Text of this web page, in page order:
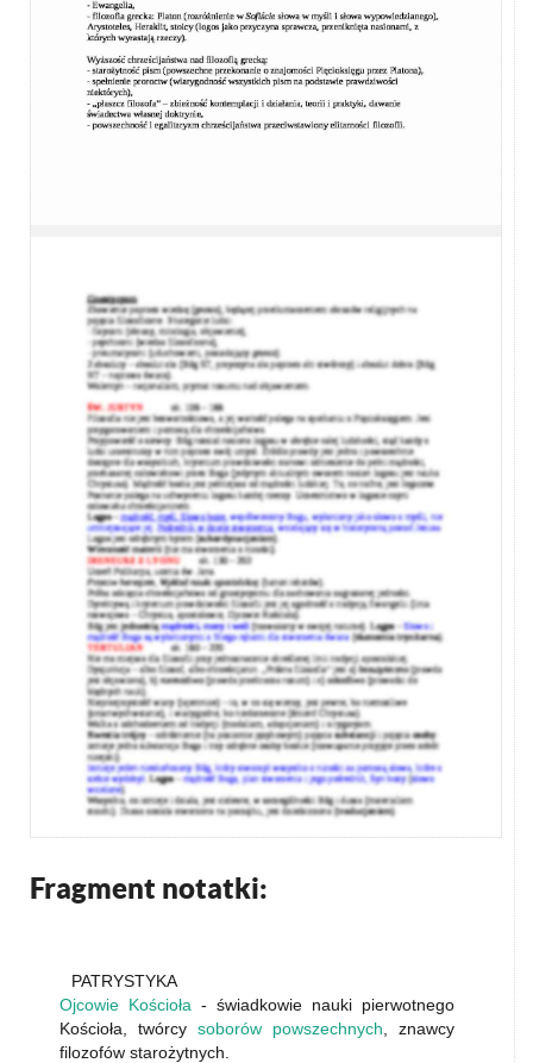
Fragment notatki:
PATRYSTYKA
Ojcowie Kościoła - świadkowie nauki pierwotnego
Kościoła, twórcy soborów powszechnych , znawcy
filozofów starożytnych.